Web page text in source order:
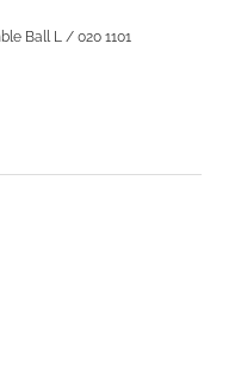
Ball L / 020 1101